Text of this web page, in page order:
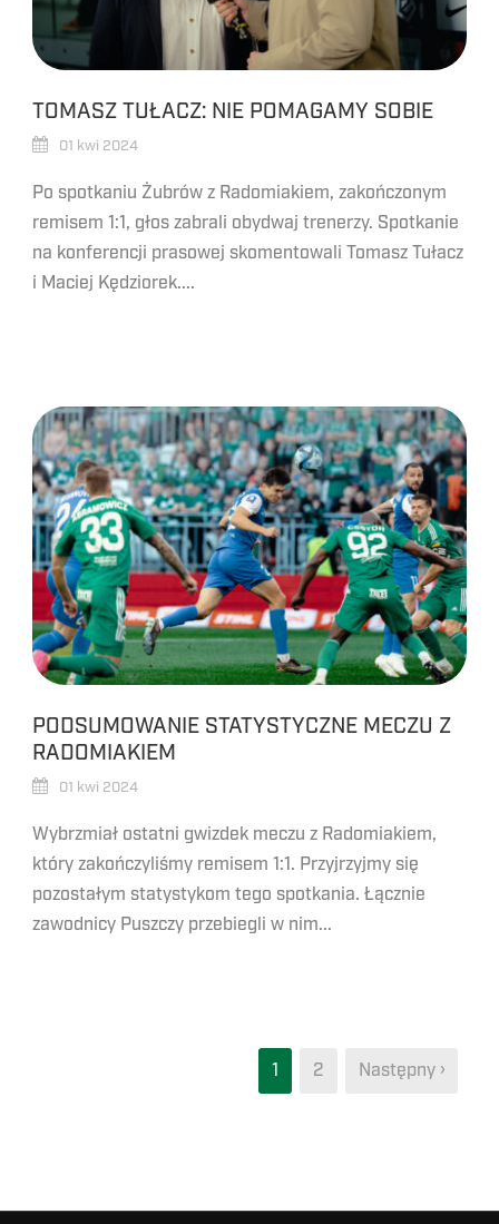
TOMASZ TUŁACZ: NIE POMAGAMY SOBIE
01 kwi 2024
Po spotkaniu Żubrów z Radomiakiem, zakończonym
remisem 1:1, głos zabrali obydwaj trenerzy. Spotkanie
na konferencji prasowej skomentowali Tomasz Tułacz
i Maciej Kędziorek....
PODSUMOWANIE STATYSTYCZNE MECZU Z
RADOMIAKIEM
01 kwi 2024
Wybrzmiał ostatni gwizdek meczu z Radomiakiem,
który zakończyliśmy remisem 1:1. Przyjrzyjmy się
pozostałym statystykom tego spotkania. Łącznie
zawodnicy Puszczy przebiegli w nim...
1 2 Następny ›